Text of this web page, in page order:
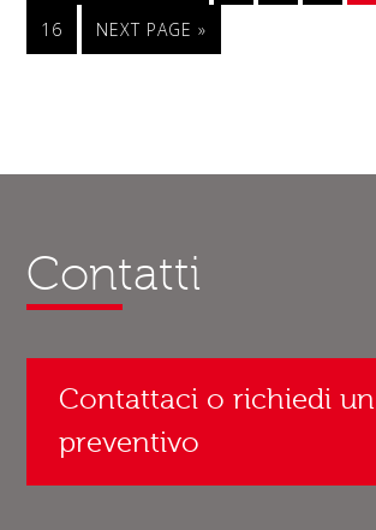
16 NEXT PAGE »
Contatti
Contattaci o richiedi un
preventivo